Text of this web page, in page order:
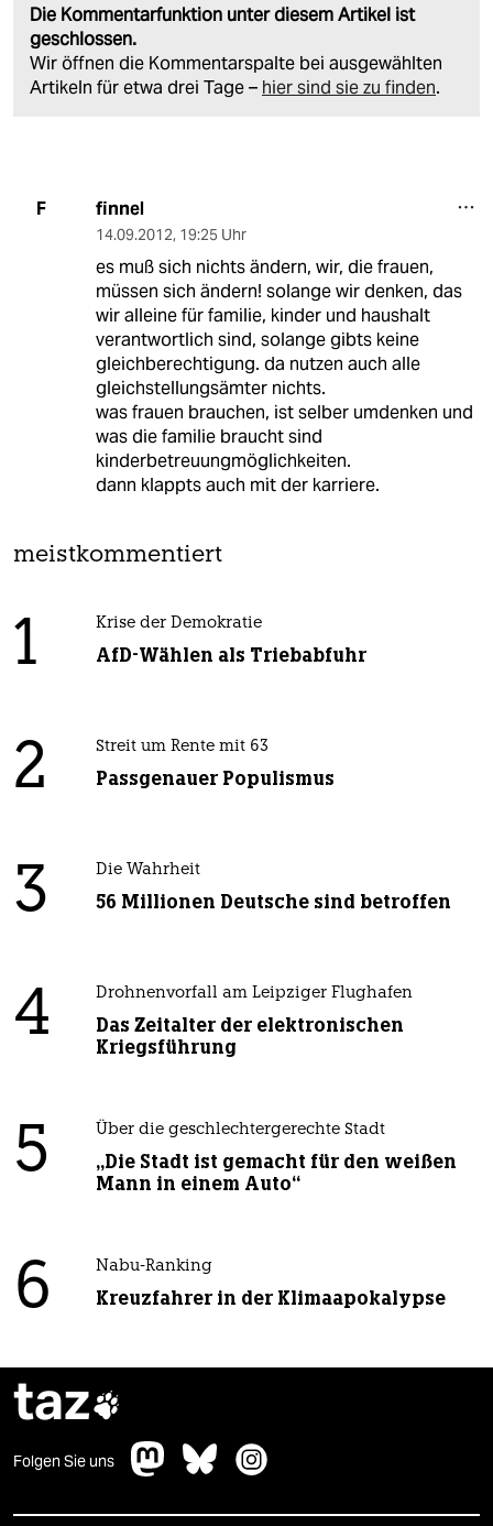
Die Kommentarfunktion unter diesem Artikel ist
geschlossen.
Wir öffnen die Kommentarspalte bei ausgewählten
Artikeln für etwa drei Tage – hier sind sie zu finden.
F finnel
14.09.2012, 19:25 Uhr
es muß sich nichts ändern, wir, die frauen,
müssen sich ändern! solange wir denken, das
wir alleine für familie, kinder und haushalt
verantwortlich sind, solange gibts keine
gleichberechtigung. da nutzen auch alle
gleichstellungsämter nichts.
was frauen brauchen, ist selber umdenken und
was die familie braucht sind
kinderbetreuungmöglichkeiten.
dann klappts auch mit der karriere.
meistkommentiert
1 Krise der Demokratie
AfD-Wählen als Triebabfuhr
2 Streit um Rente mit 63
Passgenauer Populismus
3 Die Wahrheit
56 Millionen Deutsche sind betroffen
4 Drohnenvorfall am Leipziger Flughafen
Das Zeitalter der elektronischen
Kriegsführung
5 Über die geschlechtergerechte Stadt
„Die Stadt ist gemacht für den weißen
Mann in einem Auto“
6 Nabu-Ranking
Kreuzfahrer in der Klimaapokalypse
taz
Folgen Sie uns